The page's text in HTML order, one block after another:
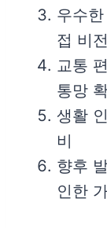
우수
접 비
교통
통망
생활
비
향후
인한